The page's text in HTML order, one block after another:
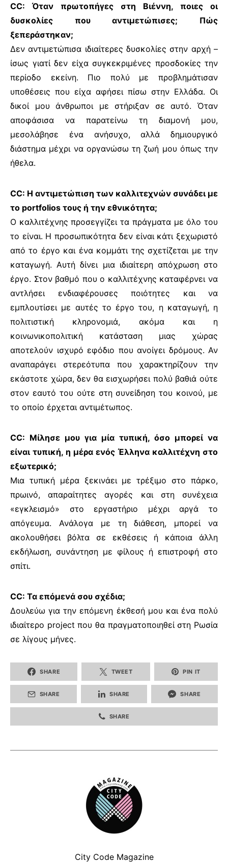
CC: Όταν πρωτοπήγες στη Βιέννη, ποιες οι
δυσκολίες που αντιμετώπισες; Πώς
ξεπεράστηκαν;
Δεν αντιμετώπισα ιδιαίτερες δυσκολίες στην αρχή –
ίσως γιατί δεν είχα συγκεκριμένες προσδοκίες την
περίοδο εκείνη. Πιο πολύ με προβλημάτισαν
υποθέσεις που είχα αφήσει πίσω στην Ελλάδα. Οι
δικοί μου άνθρωποι με στήριξαν σε αυτό. Όταν
αποφάσισα να παρατείνω τη διαμονή μου,
μεσολάβησε ένα ανήσυχο, αλλά δημιουργικό
διάστημα μέχρι να οργανώσω τη ζωή μου όπως την
ήθελα.
CC: Η αντιμετώπιση των καλλιτεχνών συνάδει με
το portfolios τους ή την εθνικότητα;
Ο καλλιτέχνης προσεγγίζει τα πράγματα με όλο του
το είναι. Η προσωπικότητα δεν είναι κάτι ξεχωριστό
από το έργο και ένα κομμάτι της σχετίζεται με την
καταγωγή. Αυτή δίνει μια ιδιαίτερη απόχρωση στο
έργο. Στον βαθμό που ο καλλιτέχνης καταφέρνει να
αντλήσει ενδιαφέρουσες ποιότητες και να
εμπλουτίσει με αυτές το έργο του, η καταγωγή, η
πολιτιστική κληρονομιά, ακόμα και η
κοινωνικοπολιτική κατάσταση μιας χώρας
αποτελούν ισχυρό εφόδιο που ανοίγει δρόμους. Αν
αναπαράγει στερεότυπα που χαρακτηρίζουν την
εκάστοτε χώρα, δεν θα εισχωρήσει πολύ βαθιά ούτε
στον εαυτό του ούτε στη συνείδηση του κοινού, με
το οποίο έρχεται αντιμέτωπος.
CC: Μίλησε μου για μία τυπική, όσο μπορεί να
είναι τυπική, η μέρα ενός Έλληνα καλλιτέχνη στο
εξωτερικό;
Μια τυπική μέρα ξεκινάει με τρέξιμο στο πάρκο,
πρωινό, απαραίτητες αγορές και στη συνέχεια
«εγκλεισμό» στο εργαστήριο μέχρι αργά το
απόγευμα. Ανάλογα με τη διάθεση, μπορεί να
ακολουθήσει βόλτα σε εκθέσεις ή κάποια άλλη
εκδήλωση, συνάντηση με φίλους ή επιστροφή στο
σπίτι.
CC: Τα επόμενά σου σχέδια;
Δουλεύω για την επόμενη έκθεσή μου και ένα πολύ
ιδιαίτερο project που θα πραγματοποιηθεί στη Ρωσία
σε λίγους μήνες.
SHARE TWEET PIN IT
SHARE SHARE SHARE
SHARE
City Code Magazine